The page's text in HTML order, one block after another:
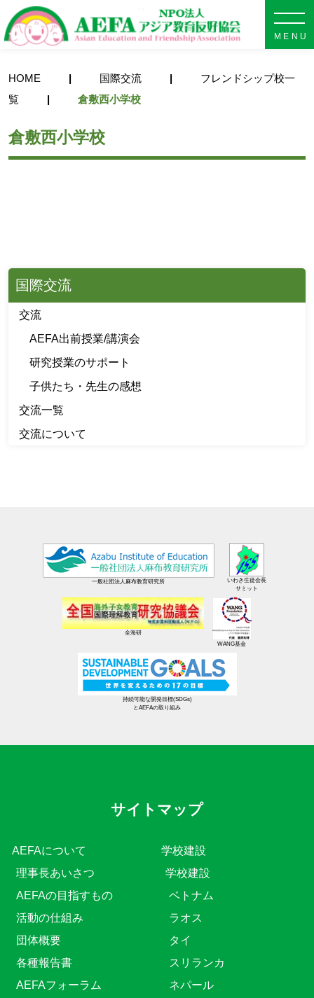
HOME 国際交流
フレンドシップ校一
覧
倉敷西小学校
倉敷西小学校
国際交流
交流
AEFA出前授業/講演会
研究授業のサポート
子供たち・先生の感想
交流一覧
交流について
一般社団法人麻布教育研究所
いわき生徒会長
サミット
全海研
WANG基金
持続可能な開発目標(SDGs)
とAEFAの取り組み
サイトマップ
AEFAについて
理事長あいさつ
AEFAの目指すもの
活動の仕組み
団体概要
各種報告書
AEFAフォーラム
学校建設
学校建設
ベトナム
ラオス
タイ
スリランカ
ネパール